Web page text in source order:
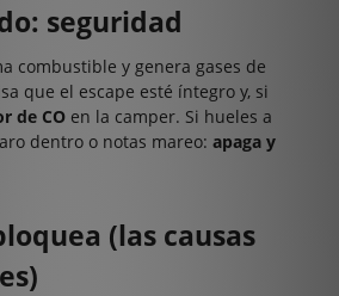
seguridad
combustible y genera gases de
que el escape esté íntegro y, si
de CO en la camper. Si hueles a
dentro o notas mareo: apaga y
(las causas